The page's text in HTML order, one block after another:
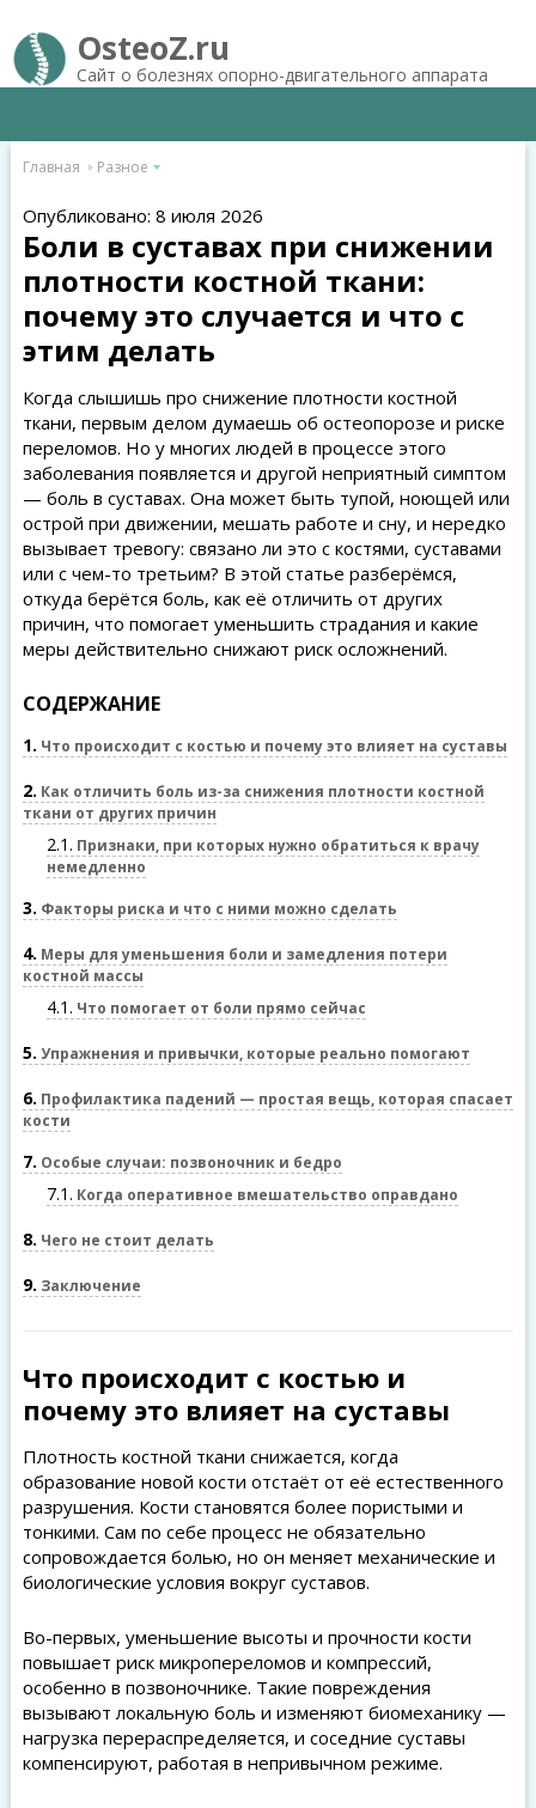
OsteoZ.ru
Сайт о болезнях опорно-двигательного аппарата
Главная Разное
Опубликовано: 8 июля 2026
Боли в суставах при снижении
плотности костной ткани:
почему это случается и что с
этим делать
Когда слышишь про снижение плотности костной
ткани, первым делом думаешь об остеопорозе и риске
переломов. Но у многих людей в процессе этого
заболевания появляется и другой неприятный симптом
— боль в суставах. Она может быть тупой, ноющей или
острой при движении, мешать работе и сну, и нередко
вызывает тревогу: связано ли это с костями, суставами
или с чем-то третьим? В этой статье разберёмся,
откуда берётся боль, как её отличить от других
причин, что помогает уменьшить страдания и какие
меры действительно снижают риск осложнений.
СОДЕРЖАНИЕ
1 Что происходит с костью и почему это влияет на суставы
2 Как отличить боль из-за снижения плотности костной
ткани от других причин
2.1 Признаки, при которых нужно обратиться к врачу
немедленно
3 Факторы риска и что с ними можно сделать
4 Меры для уменьшения боли и замедления потери
костной массы
4.1 Что помогает от боли прямо сейчас
5 Упражнения и привычки, которые реально помогают
6 Профилактика падений — простая вещь, которая спасает
кости
7 Особые случаи: позвоночник и бедро
7.1 Когда оперативное вмешательство оправдано
8 Чего не стоит делать
9 Заключение
Что происходит с костью и
почему это влияет на суставы
Плотность костной ткани снижается, когда
образование новой кости отстаёт от её естественного
разрушения. Кости становятся более пористыми и
тонкими. Сам по себе процесс не обязательно
сопровождается болью, но он меняет механические и
биологические условия вокруг суставов.
Во-первых, уменьшение высоты и прочности кости
повышает риск микропереломов и компрессий,
особенно в позвоночнике. Такие повреждения
вызывают локальную боль и изменяют биомеханику —
нагрузка перераспределяется, и соседние суставы
компенсируют, работая в непривычном режиме.